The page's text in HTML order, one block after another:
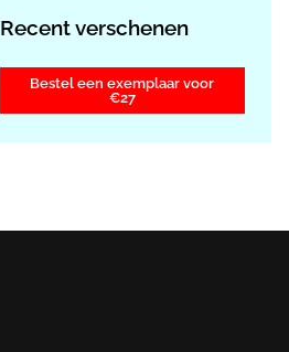
Recent verschenen
Bestel een exemplaar voor
€27